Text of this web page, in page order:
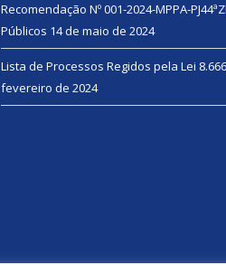
Recomendação Nº 001-2024-MPPA-
Públicos 14 de maio de 2024
Lista de Processos Regidos pela Lei
fevereiro de 2024